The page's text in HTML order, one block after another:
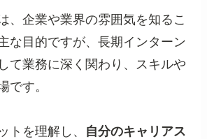
、企業や業界の雰囲気を知るこ
な目的ですが、長期インターン
て業務に深く関わり、スキルや
です。
トを理解し、 自分のキャリアス